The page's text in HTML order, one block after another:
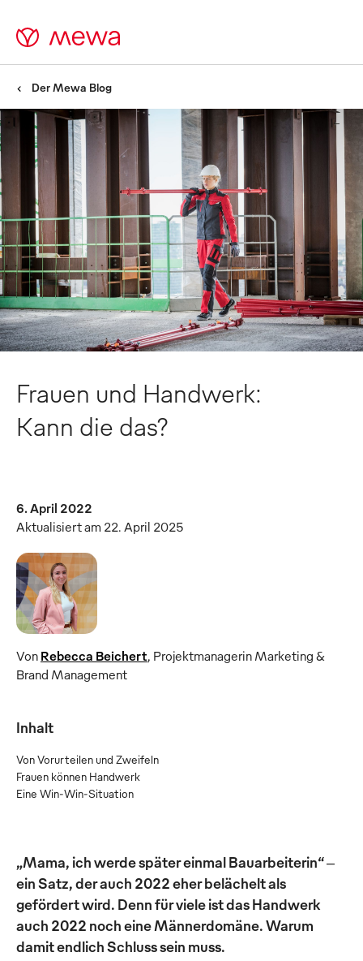
Der Mewa Blog
Frauen und Handwerk:
Kann die das?
6. April 2022
Aktualisiert am 22. April 2025
Von Rebecca Beichert, Projektmanagerin Marketing &
Brand Management
Inhalt
Von Vorurteilen und Zweifeln
Frauen können Handwerk
Eine Win-Win-Situation
„Mama, ich werde später einmal Bauarbeiterin“ ‒
ein Satz, der auch 2022 eher belächelt als
gefördert wird. Denn für viele ist das Handwerk
auch 2022 noch eine Männerdomäne. Warum
damit endlich Schluss sein muss.